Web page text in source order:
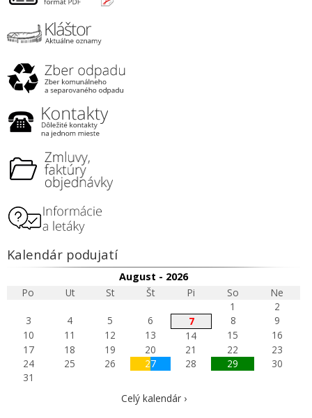
Kalendár podujatí
August - 2026
Po
Ut St Št Pi So
Ne
1
2
3
4 5 6 7 8
9
10
11 12 13 14 15
16
17
18 19 20 21 22
23
24
25 26 27 28 29
30
31
Celý kalendár ›